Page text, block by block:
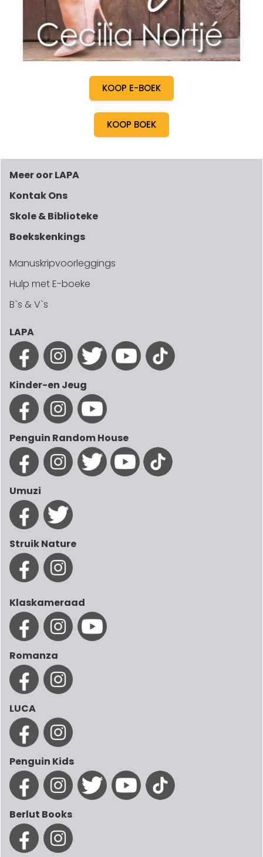
KOOP E-BOEK
KOOP BOEK
Meer oor LAPA
Kontak Ons
Skole & Biblioteke
Boekskenkings
Manuskripvoorleggings
Hulp met E-boeke
B`s & V`s
LAPA
Kinder-en Jeug
Penguin Random House
Umuzi
Struik Nature
Klaskameraad
Romanza
LUCA
Penguin Kids
Berlut Books